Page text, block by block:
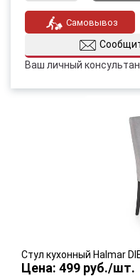
Самовывоз
Ваш личный
Стул кухонный Halmar
Цена: 499 руб./шт.